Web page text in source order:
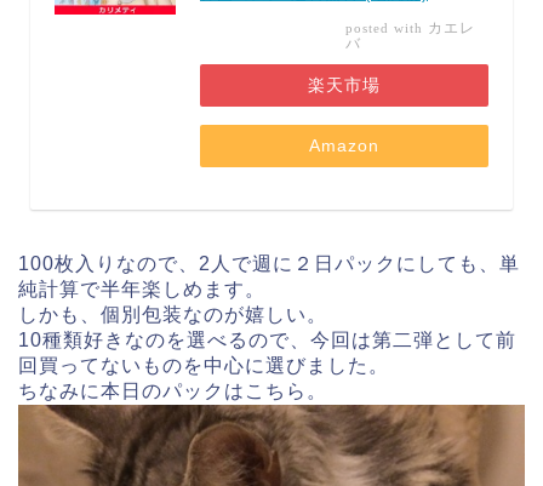
posted with カエレ
バ
楽天市場
Amazon
100枚入りなので、2人で週に２日パックにしても、単
純計算で半年楽しめます。
しかも、個別包装なのが嬉しい。
10種類好きなのを選べるので、今回は第二弾として前
回買ってないものを中心に選びました。
ちなみに本日のパックはこちら。